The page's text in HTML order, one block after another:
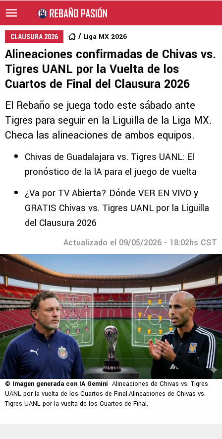
CLAUSURA 2026 Liga MX 2026
Alineaciones confirmadas de Chivas vs.
Tigres UANL por la Vuelta de los
Cuartos de Final del Clausura 2026
El Rebaño se juega todo este sábado ante
Tigres para seguir en la Liguilla de la Liga MX.
Checa las alineaciones de ambos equipos.
Chivas de Guadalajara vs. Tigres UANL: El
pronóstico de la IA para el juego de vuelta
¿Va por TV Abierta? Dónde VER EN VIVO y
GRATIS Chivas vs. Tigres UANL por la Liguilla
del Clausura 2026
Actualizado el 09/05/2026 - 18:02hs CST
© Imagen generada con IA Gemini Alineaciones de Chivas vs. Tigres
UANL por la vuelta de los Cuartos de Final.Alineaciones de Chivas vs.
Tigres UANL por la vuelta de los Cuartos de Final.